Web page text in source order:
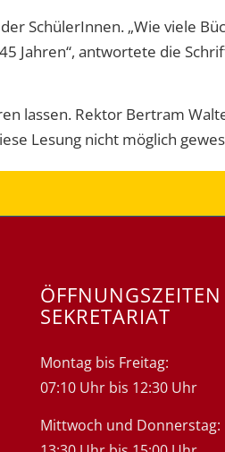
SchülerInnen. „Wie viele
Jahren“, antwortete die
lassen. Rektor Bertram
Lesung nicht möglich
ÖFFNUNGSZEITEN
SEKRETARIAT
Montag bis Freitag:
07:10 Uhr bis 12:30 Uhr
Mittwoch und Donnerstag: